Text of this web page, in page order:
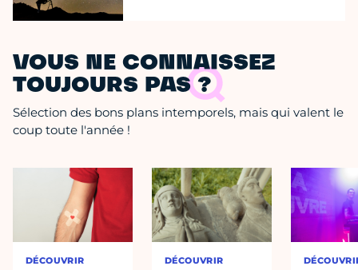
VOUS NE CONNAISSEZ
TOUJOURS PAS ?
Sélection des bons plans intemporels, mais qui valent le
coup toute l'année !
DÉCOUVRIR DÉCOUVRIR